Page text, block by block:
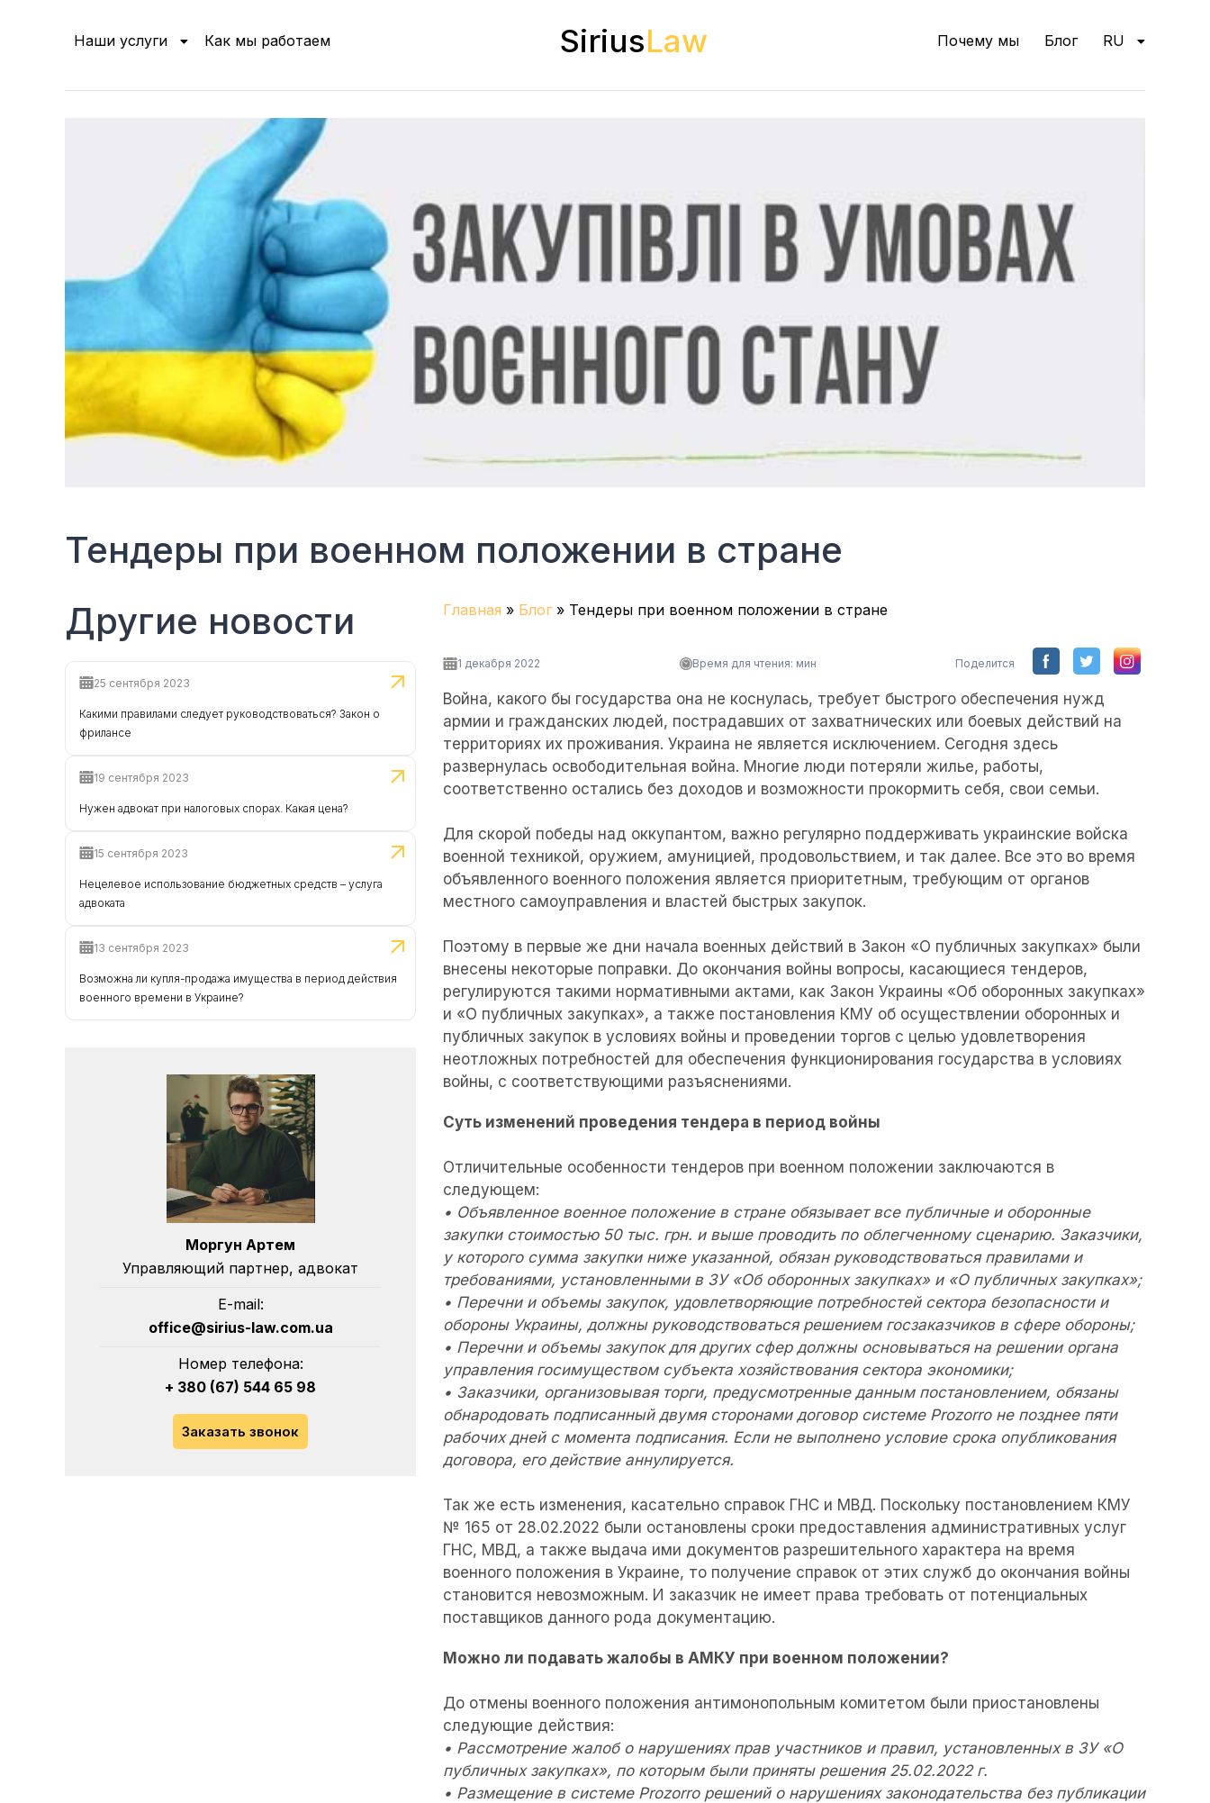
Наши услуги Как мы работаем SiriusLaw Почему мы Блог RU
Тендеры при военном положении в стране
Другие новости
25 сентября 2023
Какими правилами следует руководствоваться? Закон о
фрилансе
19 сентября 2023
Нужен адвокат при налоговых спорах. Какая цена?
15 сентября 2023
Нецелевое использование бюджетных средств – услуга
адвоката
13 сентября 2023
Возможна ли купля-продажа имущества в период действия
военного времени в Украине?
Моргун Артем
Управляющий партнер, адвокат
E-mail:
office@sirius-law.com.ua
Номер телефона:
+ 380 (67) 544 65 98
Заказать звонок
Главная » Блог» Тендеры при военном положении в стране
1 декабря 2022 Время для чтения: мин Поделится
Война, какого бы государства она не коснулась, требует быстрого обеспечения нужд
армии и гражданских людей, пострадавших от захватнических или боевых действий на
территориях их проживания. Украина не является исключением. Сегодня здесь
развернулась освободительная война. Многие люди потеряли жилье, работы,
соответственно остались без доходов и возможности прокормить себя, свои семьи.
Для скорой победы над оккупантом, важно регулярно поддерживать украинские войска
военной техникой, оружием, амуницией, продовольствием, и так далее. Все это во время
объявленного военного положения является приоритетным, требующим от органов
местного самоуправления и властей быстрых закупок.
Поэтому в первые же дни начала военных действий в Закон «О публичных закупках» были
внесены некоторые поправки. До окончания войны вопросы, касающиеся тендеров,
регулируются такими нормативными актами, как Закон Украины «Об оборонных закупках»
и «О публичных закупках», а также постановления КМУ об осуществлении оборонных и
публичных закупок в условиях войны и проведении торгов с целью удовлетворения
неотложных потребностей для обеспечения функционирования государства в условиях
войны, с соответствующими разъяснениями.
Суть изменений проведения тендера в период войны
Отличительные особенности тендеров при военном положении заключаются в
следующем:
• Объявленное военное положение в стране обязывает все публичные и оборонные
закупки стоимостью 50 тыс. грн. и выше проводить по облегченному сценарию. Заказчики,
у которого сумма закупки ниже указанной, обязан руководствоваться правилами и
требованиями, установленными в ЗУ «Об оборонных закупках» и «О публичных закупках»;
• Перечни и объемы закупок, удовлетворяющие потребностей сектора безопасности и
обороны Украины, должны руководствоваться решением госзаказчиков в сфере обороны;
• Перечни и объемы закупок для других сфер должны основываться на решении органа
управления госимуществом субъекта хозяйствования сектора экономики;
• Заказчики, организовывая торги, предусмотренные данным постановлением, обязаны
обнародовать подписанный двумя сторонами договор системе Prozorro не позднее пяти
рабочих дней с момента подписания. Если не выполнено условие срока опубликования
договора, его действие аннулируется.
Так же есть изменения, касательно справок ГНС и МВД. Поскольку постановлением КМУ
№ 165 от 28.02.2022 были остановлены сроки предоставления административных услуг
ГНС, МВД, а также выдача ими документов разрешительного характера на время
военного положения в Украине, то получение справок от этих служб до окончания войны
становится невозможным. И заказчик не имеет права требовать от потенциальных
поставщиков данного рода документацию.
Можно ли подавать жалобы в АМКУ при военном положении?
До отмены военного положения антимонопольным комитетом были приостановлены
следующие действия:
• Рассмотрение жалоб о нарушениях прав участников и правил, установленных в ЗУ «О
публичных закупках», по которым были приняты решения 25.02.2022 г.
• Размещение в системе Prozorro решений о нарушениях законодательства без публикации
Подписаться на
рассылку
Вы можете оставить свою электронную почту,
чтобы мы могли делиться с Вами полезными
советами об участии в закупках.